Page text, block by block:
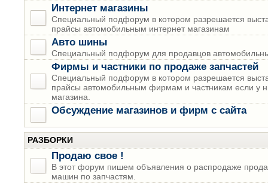
Интернет магазины
Специальный подфорум в котором разрешается
прайсы автомобильным интернет магазинам
Авто шины
Специальный подфорум для продавцов
Фирмы и частники по продаже запчастей
Специальный подфорум в котором разрешается
прайсы автомобильным фирмам и частникам если у
магазина.
Обсуждение магазинов и фирм с сайта
РАЗБОРКИ
Продаю свое !
В этот форум пишем объявления о распродаже
машин по запчастям.